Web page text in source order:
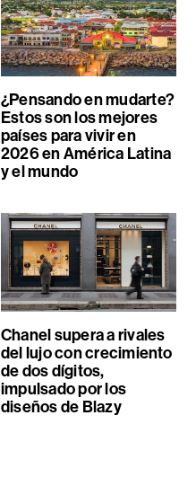
¿Pensando en mudarte?
Estos son los mejores
países para vivir en
2026 en América Latina
y el mundo
Chanel supera a rivales
del lujo con crecimiento
de dos dígitos,
impulsado por los
diseños de Blazy